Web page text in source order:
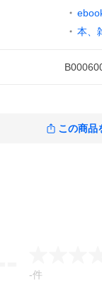
本、
この商品
-件